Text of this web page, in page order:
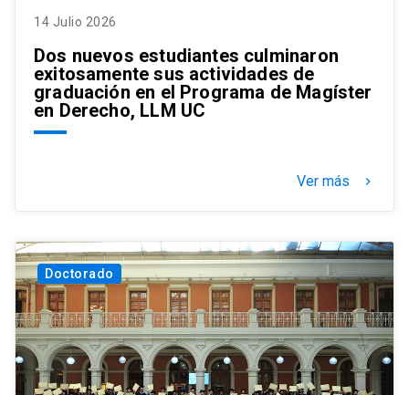
14 Julio 2026
Dos nuevos estudiantes culminaron
exitosamente sus actividades de
graduación en el Programa de Magíster
en Derecho, LLM UC
Ver más keyboard_arrow_right
Doctorado